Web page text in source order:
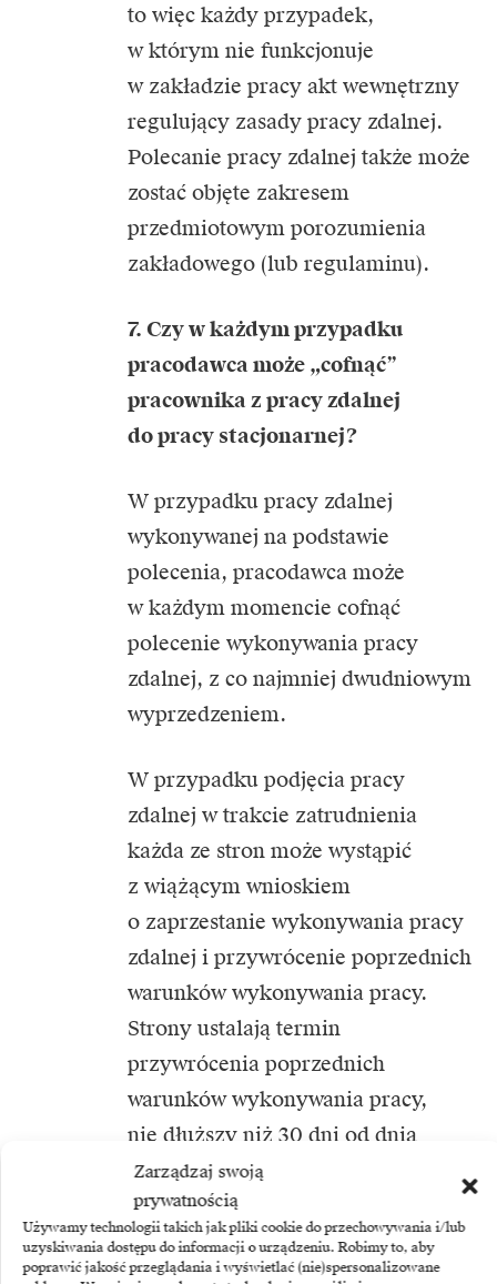
Zarządzaj swoją
prywatnością
Używamy technologii takich jak pliki cookie do przechowywania i/lub
uzyskiwania dostępu do informacji o urządzeniu. Robimy to, aby
poprawić jakość przeglądania i wyświetlać (nie)spersonalizowane
to więc każdy przypadek,
w którym nie funkcjonuje
w zakładzie pracy akt wewnętrzny
regulujący zasady pracy zdalnej.
Polecanie pracy zdalnej także może
zostać objęte zakresem
przedmiotowym porozumienia
zakładowego (lub regulaminu).
7. Czy w każdym przypadku
pracodawca może „cofnąć”
pracownika z pracy zdalnej
do pracy stacjonarnej?
W przypadku pracy zdalnej
wykonywanej na podstawie
polecenia, pracodawca może
w każdym momencie cofnąć
polecenie wykonywania pracy
zdalnej, z co najmniej dwudniowym
wyprzedzeniem.
W przypadku podjęcia pracy
zdalnej w trakcie zatrudnienia
każda ze stron może wystąpić
z wiążącym wnioskiem
o zaprzestanie wykonywania pracy
zdalnej i przywrócenie poprzednich
warunków wykonywania pracy.
Strony ustalają termin
przywrócenia poprzednich
warunków wykonywania pracy,
nie dłuższy niż 30 dni od dnia
otrzymania wniosku. W razie braku
porozumienia przywrócenie
poprzednich warunków
wykonywania pracy następuje